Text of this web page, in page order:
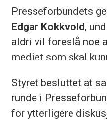
Presseforbundets
Edgar Kokkvold,
aldri vil foreslå noe
mediet som skal
Styret besluttet at
runde i
for ytterligere